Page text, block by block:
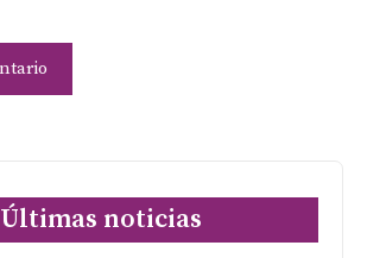
Últimas noticias